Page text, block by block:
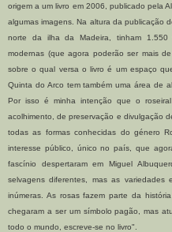
origem a um livro em 2006, publicado pela
algumas imagens. Na altura da publicação
norte da ilha da Madeira, tinham 1.550
modernas (que agora poderão ser mais
sobre o qual versa o livro é um espaço
Quinta do Arco tem também uma área de
Por isso é minha intenção que o
acolhimento, de preservação e divulgação
todas as formas conhecidas do género
interesse público, único no país, que
fascínio despertaram em Miguel
selvagens diferentes, mas as variedades
inúmeras. As rosas fazem parte da
chegaram a ser um símbolo pagão, mas
todo o mundo, escreve-se no livro".